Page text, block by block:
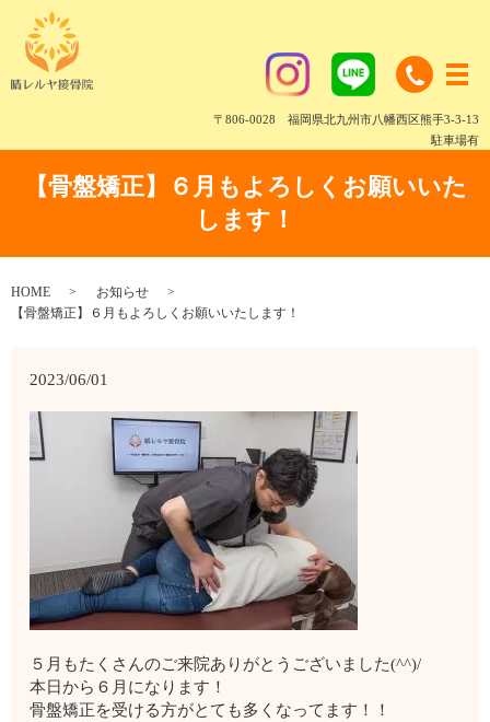
〒806-0028 福岡県北九州市八幡西区熊手3-3-13
駐車場有
【骨盤矯正】６月もよろしくお願いいた
します！
HOME
お知らせ
【骨盤矯正】６月もよろしくお願いいたします！
2023/06/01
５月もたくさんのご来院ありがとうございました(^^)/
本日から６月になります！
骨盤矯正を受ける方がとても多くなってます！！